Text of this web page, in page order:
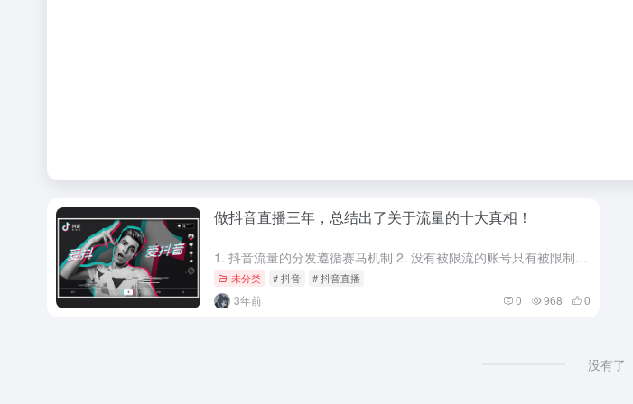
做抖音直播三年，总结出了关于流量的十大真相！
1. 抖音流量的分发遵循赛马机制 2. 没有被限流的账号只有被限制的认知 3. 付费投放除了能帮账号带来精准流量，还有一个作用是检验人货场的优劣。 4. 付费投放不会压制自然流量 5. 付费投放可以撬...
未分类 # 抖音 # 抖音直播
3年前 0 968 0
没有了